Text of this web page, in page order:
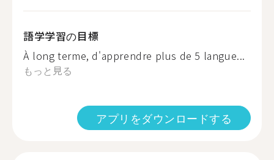
語学学習の目標
À long terme, d'apprendre plus de 5 langue...
もっと見る
アプリをダウンロードする